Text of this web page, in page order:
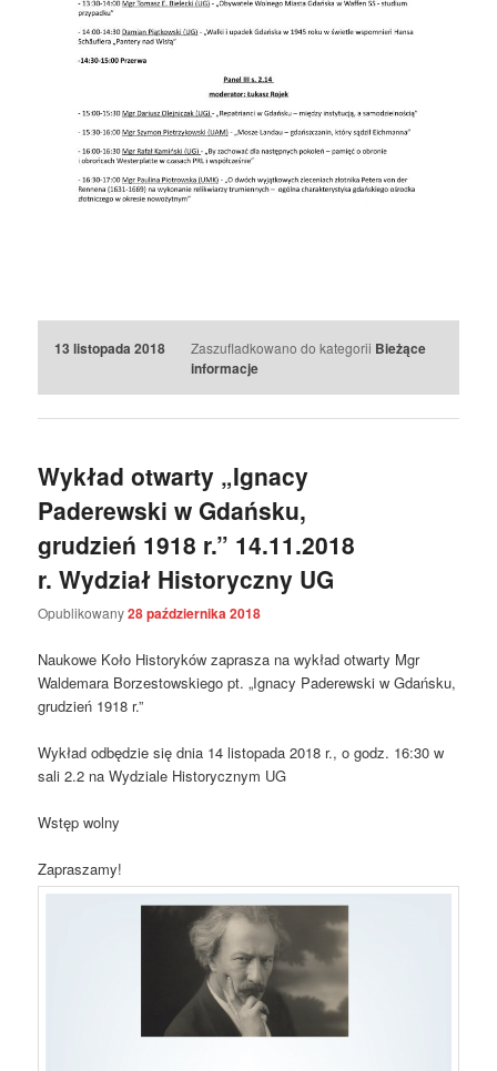
13 listopada 2018 Zaszufladkowano do kategorii Bieżące
informacje
Wykład otwarty „Ignacy
Paderewski w Gdańsku,
grudzień 1918 r.” 14.11.2018
r. Wydział Historyczny UG
Opublikowany28 października 2018
Naukowe Koło Historyków zaprasza na wykład otwarty Mgr
Waldemara Borzestowskiego pt. „Ignacy Paderewski w Gdańsku,
grudzień 1918 r.”
Wykład odbędzie się dnia 14 listopada 2018 r., o godz. 16:30 w
sali 2.2 na Wydziale Historycznym UG
Wstęp wolny
Zapraszamy!